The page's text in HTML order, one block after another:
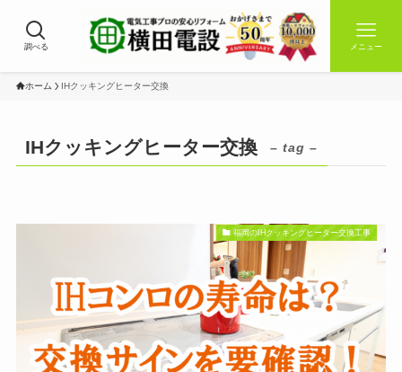
調べる メニュー
ホーム IHクッキングヒーター交換
IHクッキングヒーター交換 – tag –
福岡のIHクッキングヒーター交換工事